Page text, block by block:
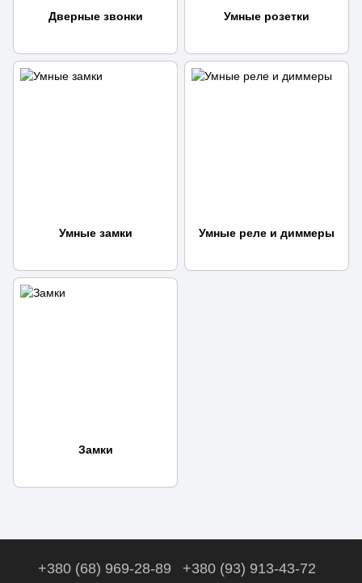
Дверные звонки Умные розетки
Умные замки Умные реле и диммеры
Замки
+380 (68) 969-28-89 +380 (93) 913-43-72